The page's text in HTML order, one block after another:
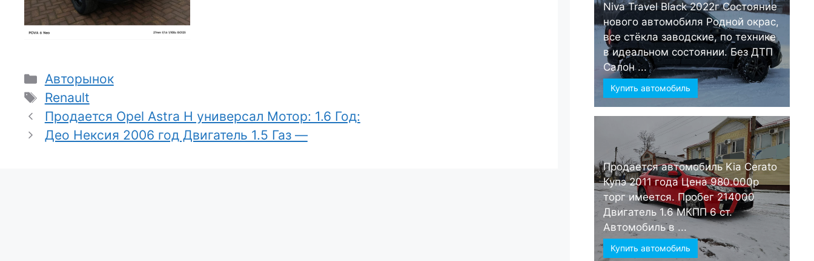
Рубрики
Авторынок
Метки
Renault
Продается Opel Astra H универсал Мотор: 1.6 Год:
Део Нексия 2006 год Двигатель 1.5 Газ —
Niva Travel Black 2022г Состояние
нового автомобиля Родной окрас,
все стёкла заводские, по технике
в идеальном состоянии. Без ДТП
Салон ...
Купить автомобиль
Продается автомобиль Kia Cerato
Купэ 2011 года Цена 980.000р
торг имеется. Пробег 214000
Двигатель 1.6 МКПП 6 ст.
Автомобиль в ...
Купить автомобиль